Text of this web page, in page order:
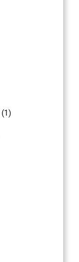
(1)